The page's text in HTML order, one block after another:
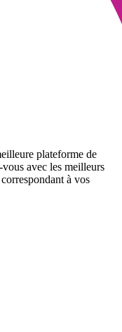
plateforme de
avec les meilleurs
à vos